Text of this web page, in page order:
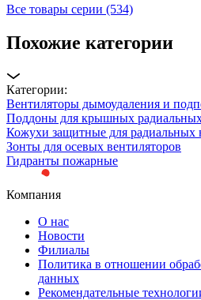
Все товары серии (534)
Похожие категории
Категории:
Вентиляторы дымоудаления и
Поддоны для крышных радиальных
Кожухи защитные для радиальных
Зонты для осевых вентиляторов
Гидранты пожарные
Компания
О нас
Новости
Филиалы
Политика в отношении
данных
Рекомендательные